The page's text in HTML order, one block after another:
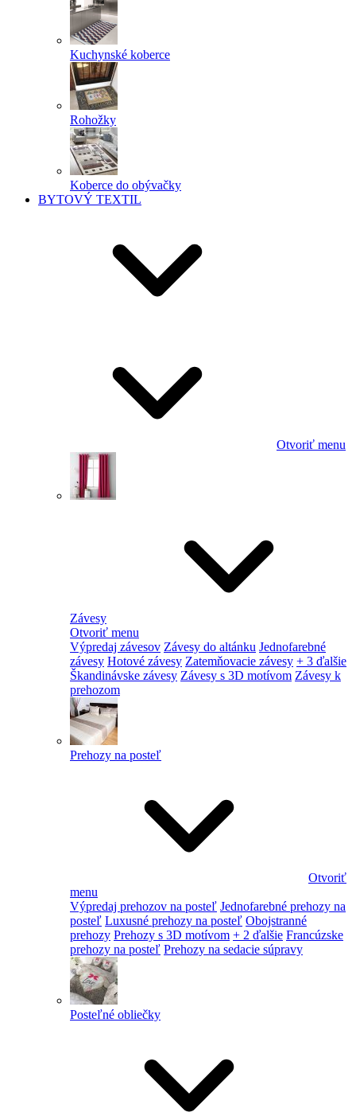
Kuchynské koberce
Rohožky
Koberce do obývačky
BYTOVÝ TEXTIL
Otvoriť menu
Závesy
Otvoriť menu
Výpredaj závesov Závesy do altánku Jednofarebné
závesy Hotové závesy Zatemňovacie závesy + 3 ďalšie
Škandinávske závesy Závesy s 3D motívom Závesy k
prehozom
Prehozy na posteľ
Otvoriť
menu
Výpredaj prehozov na posteľ Jednofarebné prehozy na
posteľ Luxusné prehozy na posteľ Obojstranné
prehozy Prehozy s 3D motívom + 2 ďalšie Francúzske
prehozy na posteľ Prehozy na sedacie súpravy
Posteľné obliečky